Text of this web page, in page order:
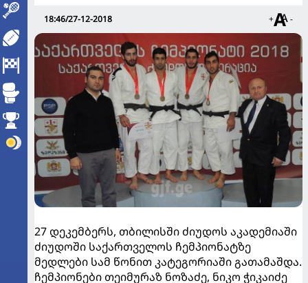
18:46/27-12-2018 + -
27 დეკემბერს, თბილისში ძიუდოს აკადემიაში
ძიუდოში საქართველოს ჩემპიონატზე
მედლები სამ წონით კატეგორიაში გათამაშდა.
ჩემპიონები თეიმურაზ ნოზაძე, ნიკო ჭიკაიძე